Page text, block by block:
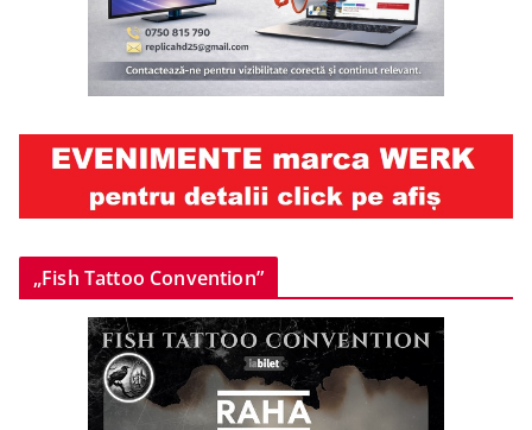
„Fish Tattoo Convention”